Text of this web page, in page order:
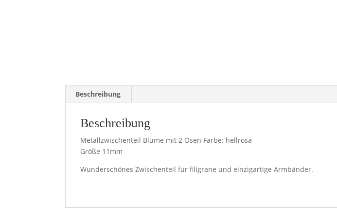
Beschreibung
Beschreibung
Metallzwischenteil Blume mit 2 Ösen Farbe: hellrosa
Größe 11mm
Wunderschönes Zwischenteil für filigrane und einzigartige Armbänder.